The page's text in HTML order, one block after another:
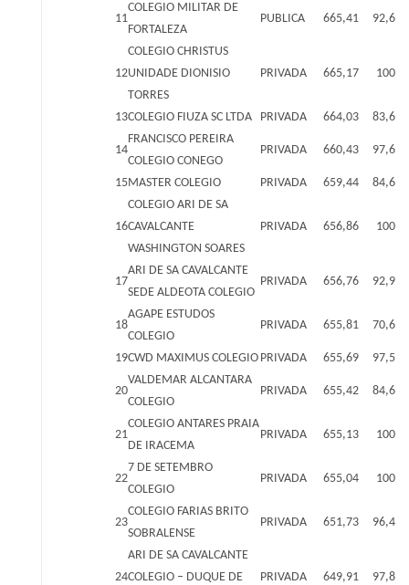
11
COLEGIO MILITAR DE
FORTALEZA
PUBLICA 665,41 92,6
12
COLEGIO CHRISTUS
UNIDADE DIONISIO
TORRES
PRIVADA 665,17 100
13COLEGIO FIUZA SC LTDA PRIVADA 664,03 83,6
14
FRANCISCO PEREIRA
COLEGIO CONEGO
PRIVADA 660,43 97,6
15MASTER COLEGIO PRIVADA 659,44 84,6
16
COLEGIO ARI DE SA
CAVALCANTE
WASHINGTON SOARES
PRIVADA 656,86 100
17
ARI DE SA CAVALCANTE
SEDE ALDEOTA COLEGIO
PRIVADA 656,76 92,9
18
AGAPE ESTUDOS
COLEGIO
PRIVADA 655,81 70,6
19CWD MAXIMUS COLEGIO PRIVADA 655,69 97,5
20
VALDEMAR ALCANTARA
COLEGIO
PRIVADA 655,42 84,6
21
COLEGIO ANTARES PRAIA
DE IRACEMA
PRIVADA 655,13 100
22
7 DE SETEMBRO
COLEGIO
PRIVADA 655,04 100
23
COLEGIO FARIAS BRITO
SOBRALENSE
PRIVADA 651,73 96,4
24
ARI DE SA CAVALCANTE
COLEGIO – DUQUE DE
PRIVADA 649,91 97,8